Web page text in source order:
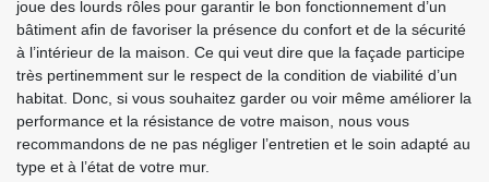
joue des lourds rôles pour garantir le bon fonctionnement d’un
bâtiment afin de favoriser la présence du confort et de la sécurité
à l’intérieur de la maison. Ce qui veut dire que la façade participe
très pertinemment sur le respect de la condition de viabilité d’un
habitat. Donc, si vous souhaitez garder ou voir même améliorer la
performance et la résistance de votre maison, nous vous
recommandons de ne pas négliger l’entretien et le soin adapté au
type et à l’état de votre mur.